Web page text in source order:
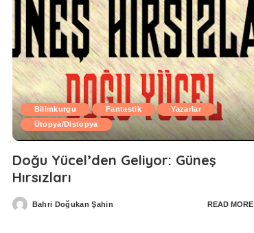
Bilimkurgu Fantastik
Yazarlar
Ütopya/Distopya
Doğu Yücel’den Geliyor: Güneş
Hırsızları
PostedBahri Doğukan Şahin READ MORE